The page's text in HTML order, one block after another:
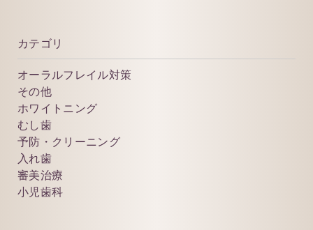
カテゴリ
オーラルフレイル対策
その他
ホワイトニング
むし歯
予防・クリーニング
入れ歯
審美治療
小児歯科